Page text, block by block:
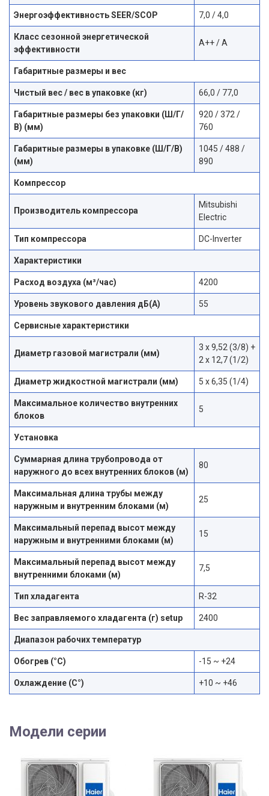
Энергоэффективность SEER/SCOP 7,0 / 4,0
Класс сезонной энергетической
эффективности
A++ / A
Габаритные размеры и вес
Чистый вес / вес в упаковке (кг) 66,0 / 77,0
Габаритные размеры без упаковки (Ш/Г/
В) (мм)
920 / 372 /
760
Габаритные размеры в упаковке (Ш/Г/В)
(мм)
1045 / 488 /
890
Компрессор
Производитель компрессора
Mitsubishi
Electric
Тип компрессора DC-Inverter
Характеристики
Расход воздуха (м³/час) 4200
Уровень звукового давления дБ(А) 55
Сервисные характеристики
Диаметр газовой магистрали (мм)
3 x 9,52 (3/8) +
2 x 12,7 (1/2)
Диаметр жидкостной магистрали (мм) 5 х 6,35 (1/4)
Максимальное количество внутренних
блоков
5
Установка
Суммарная длина трубопровода от
наружного до всех внутренних блоков (м)
80
Максимальная длина трубы между
наружным и внутренним блоками (м)
25
Максимальный перепад высот между
наружным и внутренними блоками (м)
15
Максимальный перепад высот между
внутренними блоками (м)
7,5
Тип хладагента R-32
Вес заправляемого хладагента (г) setup 2400
Диапазон рабочих температур
Обогрев (°С) -15 ~ +24
Охлаждение (С°) +10 ~ +46
Модели серии